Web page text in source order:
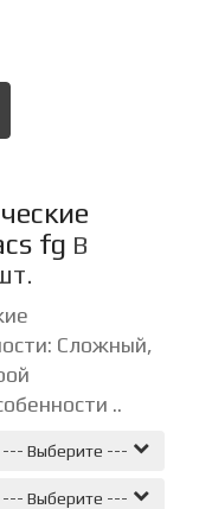
fg В
Сложный,
..
--- Выберите ---
--- Выберите ---